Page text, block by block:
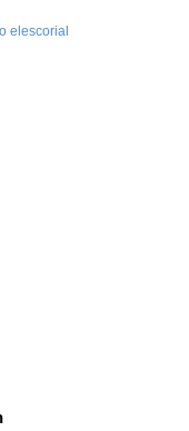
elescorial